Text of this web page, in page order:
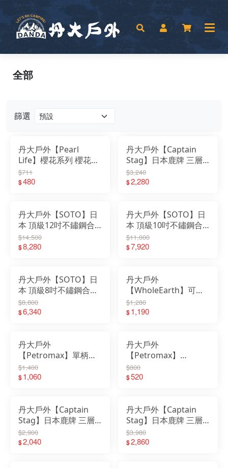
篩選
丹大戶外【Pearl
Life】櫻花系列 櫻花琺
瑯15cm雙耳鍋(附玻璃
蓋及收納蓋) HB-2131
$711
$480
丹大戶外【Captain
Stag】日本鹿牌 三層
鋼煮米鍋 UH-4001｜
燉鍋｜湯鍋｜簡易炊具
$3,240
$2,280
丹大戶外【SOTO】日
本 頂級12吋不鏽鋼合
金平底鍋/中秋荷蘭鍋
4mm厚鍋壁/電磁爐可
$14,500
$8,280
丹大戶外【SOTO】日
本 頂級10吋不鏽鋼合
金平底鍋/中秋荷蘭鍋
4mm厚鍋壁/電磁爐可
$11,000
$7,920
丹大戶外【SOTO】日
本 頂級8吋不鏽鋼合金
平底鍋/中秋荷蘭鍋
4mm厚鍋壁/電磁爐可
$8,800
$6,340
丹大戶外
【WholeEarth】可分
離萬用烤盤 黑色
WE2KDJ13｜烤盤｜烤
$1,280
$1,190
丹大戶外
【Petromax】單柄琺
瑯鍋 白/黑 0.5L/1L 通
過歐盟食品安全認證
$1,400
$1,060
丹大戶外
【Petromax】
ENAMEL BOWLS 琺瑯
碗2入 白/黑 px-bowl-
$800
$520
丹大戶外【Captain
Stag】日本鹿牌 三層
鋼鍋具組17cm M-
8606｜鍋子｜鋼鍋｜鍋
$2,900
$2,040
丹大戶外【Captain
Stag】日本鹿牌 三層
鋼鍋具組23cm M-
8604｜鍋子｜鋼鍋｜鍋
$3,980
$2,860
全部